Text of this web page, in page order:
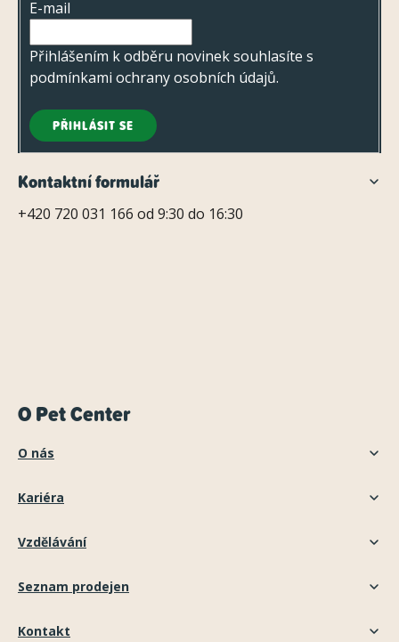
E-mail
Přihlášením k odběru novinek souhlasíte s
podmínkami ochrany osobních údajů.
PŘIHLÁSIT SE
Kontaktní formulář
+420 720 031 166 od 9:30 do 16:30
O Pet Center
O nás
Kariéra
Vzdělávání
Seznam prodejen
Kontakt